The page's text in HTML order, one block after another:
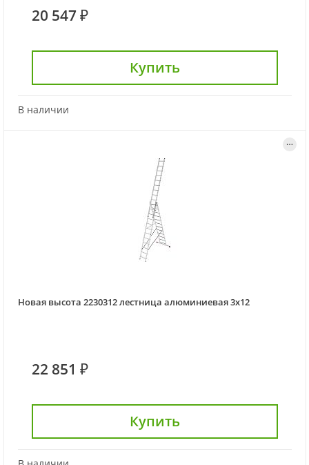
20 547 ₽
Купить
В наличии
Новая высота 2230312 лестница алюминиевая 3х12
22 851 ₽
Купить